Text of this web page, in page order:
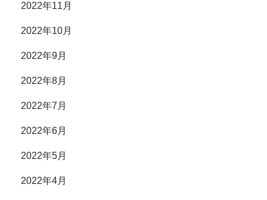
2022年11月
2022年10月
2022年9月
2022年8月
2022年7月
2022年6月
2022年5月
2022年4月